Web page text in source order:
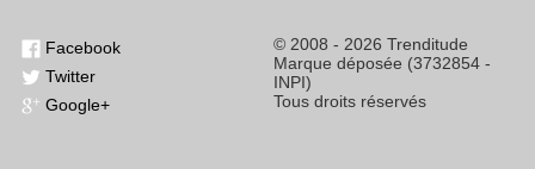
Facebook
Twitter
Google+
© 2008 - 2026 Trenditude
Marque déposée (3732854 -
INPI)
Tous droits réservés